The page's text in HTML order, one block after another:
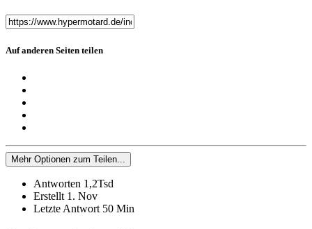
Auf anderen Seiten teilen
Mehr Optionen zum Teilen...
Antworten 1,2Tsd
Erstellt 1. Nov
Letzte Antwort 50 Min